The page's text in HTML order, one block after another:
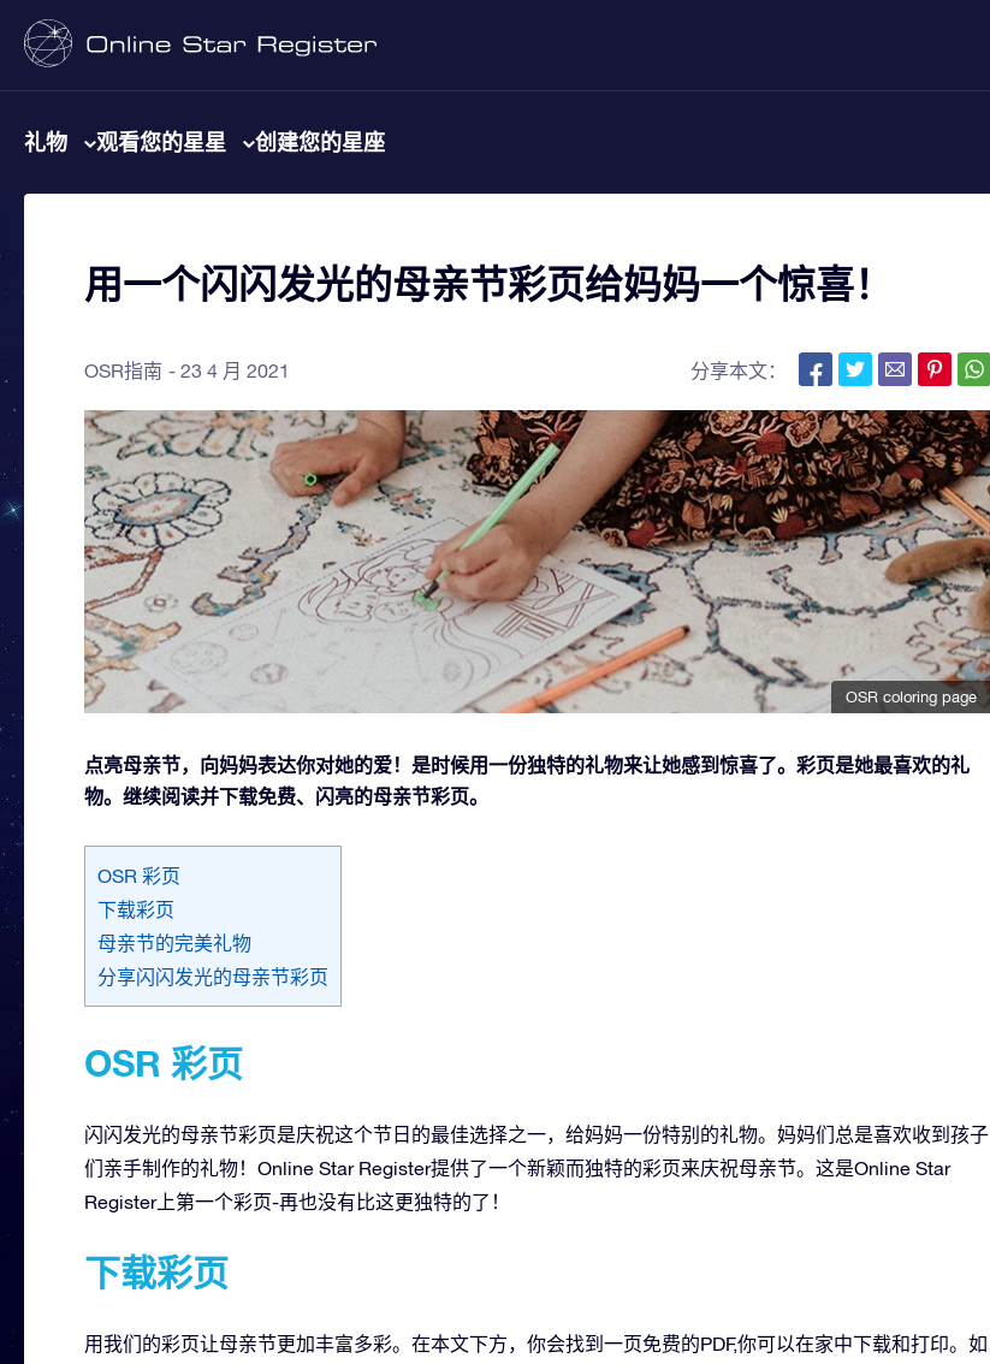
礼物 观看您的星星 创建您的星座
用一个闪闪发光的母亲节彩页给妈妈一个惊喜！
OSR指南 23 4 月 2021 分享本文：
OSR coloring page
点亮母亲节，向妈妈表达你对她的爱！是时候用一份独特的礼物来让她感到惊喜了。彩页是她最喜欢的礼
物。继续阅读并下载免费、闪亮的母亲节彩页。
OSR 彩页
下载彩页
母亲节的完美礼物
分享闪闪发光的母亲节彩页
OSR 彩页
闪闪发光的母亲节彩页是庆祝这个节日的最佳选择之一，给妈妈一份特别的礼物。妈妈们总是喜欢收到孩子
们亲手制作的礼物！Online Star Register提供了一个新颖而独特的彩页来庆祝母亲节。这是Online Star
Register上第一个彩页-再也没有比这更独特的了！
下载彩页
用我们的彩页让母亲节更加丰富多彩。在本文下方，你会找到一页免费的PDF,你可以在家中下载和打印。如